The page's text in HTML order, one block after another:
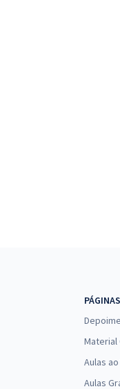
Material
Aulas
Aulas